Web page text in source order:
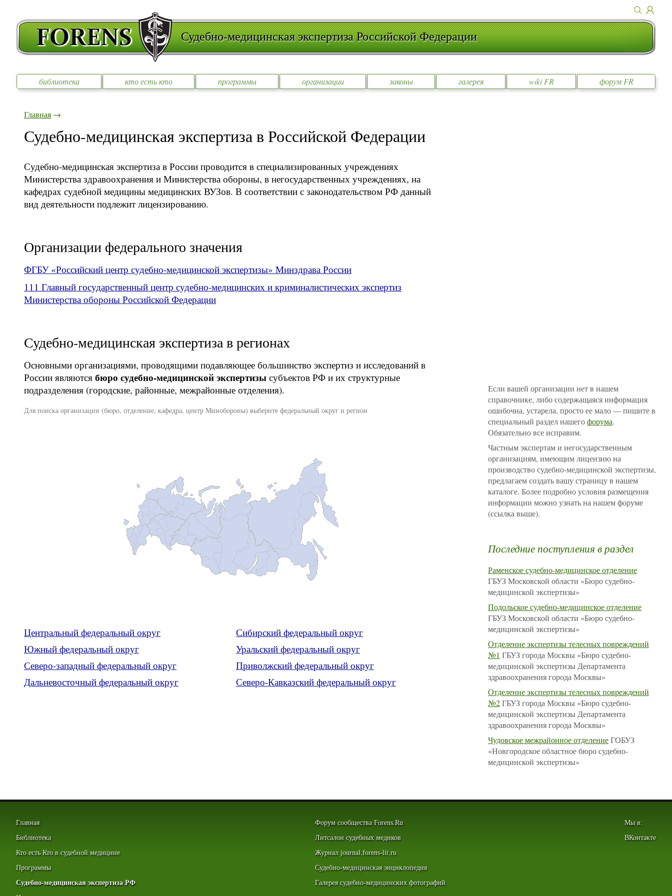
Судебно-медицинская экспертиза Российской Федерации
библиотека кто есть кто программы организации законы галерея wiki FR форум FR
Главная →
Судебно-медицинская экспертиза в Российской Федерации
Судебно-медицинская экспертиза в России проводится в специализированных учреждениях
Министерства здравоохранения и Министерства обороны, в негосударственных учреждениях, на
кафедрах судебной медицины медицинских ВУЗов. В соответствии с законодательством РФ данный
вид деятельности подлежит лицензированию.
Организации федерального значения
ФГБУ «Российский центр судебно-медицинской экспертизы» Минздрава России
111 Главный государственный центр судебно-медицинских и криминалистических экспертиз
Министерства обороны Российской Федерации
Судебно-медицинская экспертиза в регионах
Основными организациями, проводящими подавляющее большинство экспертиз и исследований в
России являются бюро судебно-медицинской экспертизы субъектов РФ и их структурные
подразделения (городские, районные, межрайонные отделения).
Для поиска организации (бюро, отделение, кафедра, центр Минобороны) выберите федеральный округ и регион
Центральный федеральный округ
Южный федеральный округ
Северо-западный федеральный округ
Дальневосточный федеральный округ
Сибирский федеральный округ
Уральский федеральный округ
Приволжский федеральный округ
Северо-Кавказский федеральный округ
Если вашей организации нет в нашем
справочнике, либо содержащаяся информация
ошибочна, устарела, просто ее мало — пишите в
специальный раздел нашегофорума.
Обязательно все исправим.
Частным экспертам и негосударственным
организациям, имеющим лицензию на
производство судебно-медицинской экспертизы,
предлагаем создать вашу страницу в нашем
каталоге. Более подробно условия размещения
информации можно узнать на нашем форуме
(ссылка выше).
Последние поступления в раздел
Раменское судебно-медицинское отделение
ГБУЗ Московской области «Бюро судебно-
медицинской экспертизы»
Подольское судебно-медицинское отделение
ГБУЗ Московской области «Бюро судебно-
медицинской экспертизы»
Отделение экспертизы телесных повреждений
№1 ГБУЗ города Москвы «Бюро судебно-
медицинской экспертизы Департамента
здравоохранения города Москвы»
Отделение экспертизы телесных повреждений
№2ГБУЗ города Москвы «Бюро судебно-
медицинской экспертизы Департамента
здравоохранения города Москвы»
Чудовское межрайонное отделениеГОБУЗ
«Новгородское областное бюро судебно-
медицинской экспертизы»
Главная
Библиотека
Кто есть Кто в судебной медицине
Программы
Судебно-медицинская экспертиза РФ
Форум сообщества Forens.Ru
Литсалон судебных медиков
Журнал journal.forens-lit.ru
Судебно-медицинская энциклопедия
Галерея судебно-медицинских фотографий
Мы в:
ВКонтакте